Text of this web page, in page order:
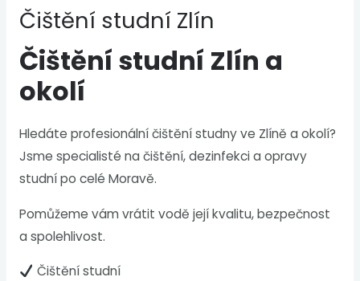
Čištění studní Zlín
Čištění studní Zlín a
okolí
Hledáte profesionální čištění studny ve Zlíně a okolí?
Jsme specialisté na čištění, dezinfekci a opravy
studní po celé Moravě.
Pomůžeme vám vrátit vodě její kvalitu, bezpečnost
a spolehlivost.
Čištění studní